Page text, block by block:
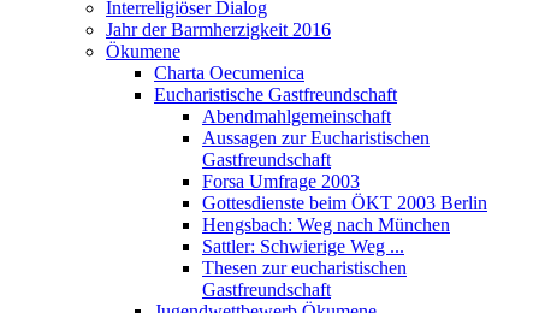
Interreligiöser Dialog
Jahr der Barmherzigkeit 2016
Ökumene
Charta Oecumenica
Eucharistische Gastfreundschaft
Abendmahlgemeinschaft
Aussagen zur Eucharistischen
Gastfreundschaft
Forsa Umfrage 2003
Gottesdienste beim ÖKT 2003 Berlin
Hengsbach: Weg nach München
Sattler: Schwierige Weg ...
Thesen zur eucharistischen
Gastfreundschaft